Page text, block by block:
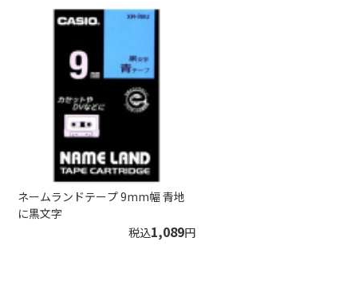
ネームランドテープ 9mm幅 青地
に黒文字
税込1,089円